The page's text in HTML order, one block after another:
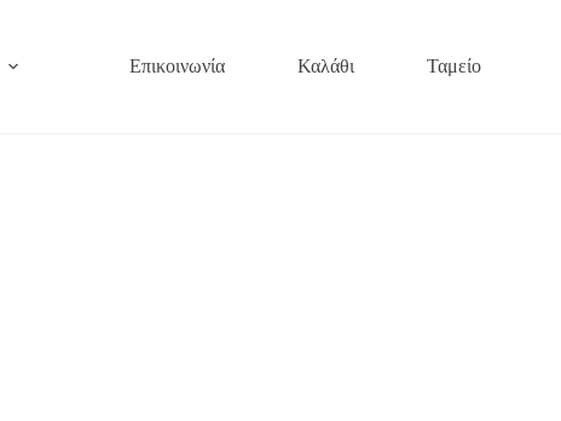
Επικοινωνία Καλάθι Ταμείο